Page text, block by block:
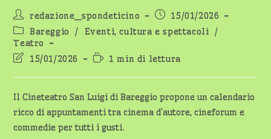
Autore
dell'articolo:
redazione_spondeticino
Articolo
pubblicato:
15/01/2026
Categoria
dell'articolo:
Bareggio / Eventi, cultura e spettacoli /
Teatro
Ultima
dell'articolo:
15/01/2026
Tempo
lettura:
1 min di lettura
Il Cineteatro San Luigi di Bareggio propone un calendario
ricco di appuntamenti tra cinema d’autore, cineforum e
commedie per tutti i gusti.